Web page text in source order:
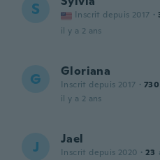
S Inscrit depuis 2017 ·
il y a 2 ans
G Gloriana
Inscrit depuis 2017 · 730
il y a 2 ans
J Jael
Inscrit depuis 2020 · 23